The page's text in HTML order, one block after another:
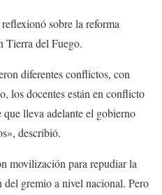
sobre la reforma
Tierra del Fuego.
diferentes conflictos, con
los docentes están en conflicto
lleva adelante el gobierno
describió.
movilización para repudiar la
gremio a nivel nacional. Pero